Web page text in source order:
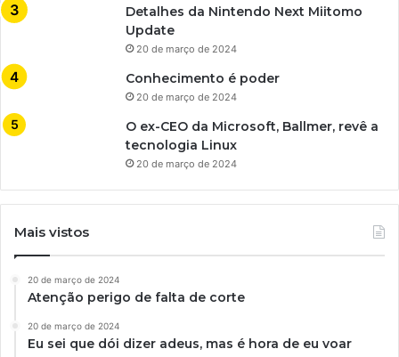
Detalhes da Nintendo Next Miitomo
Update
20 de março de 2024
Conhecimento é poder
20 de março de 2024
O ex-CEO da Microsoft, Ballmer, revê a
tecnologia Linux
20 de março de 2024
Mais vistos
20 de março de 2024
Atenção perigo de falta de corte
20 de março de 2024
Eu sei que dói dizer adeus, mas é hora de eu voar